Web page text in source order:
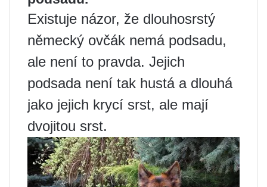
Existuje názor, že dlouhosrstý
německý ovčák nemá podsadu,
ale není to pravda. Jejich
podsada není tak hustá a dlouhá
jako jejich krycí srst, ale mají
dvojitou srst.